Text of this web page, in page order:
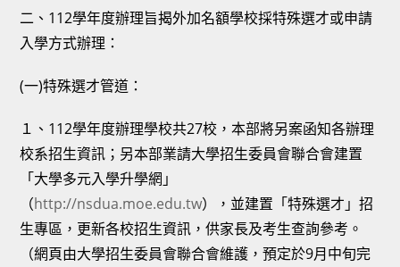
二、112學年度辦理旨揭外加名額學校採特殊選才或申請
入學方式辦理：
(一)特殊選才管道：
１、112學年度辦理學校共27校，本部將另案函知各辦理
校系招生資訊；另本部業請大學招生委員會聯合會建置
「大學多元入學升學網」
（http://nsdua.moe.edu.tw），並建置「特殊選才」招
生專區，更新各校招生資訊，供家長及考生查詢參考。
（網頁由大學招生委員會聯合會維護，預定於9月中旬完